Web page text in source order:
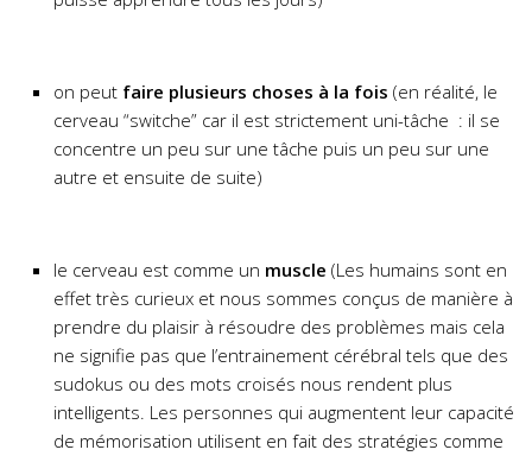
on peut faire plusieurs choses à la fois (en réalité, le
cerveau “switche” car il est strictement uni-tâche : il se
concentre un peu sur une tâche puis un peu sur une
autre et ensuite de suite)
le cerveau est comme un muscle (Les humains sont en
effet très curieux et nous sommes conçus de manière à
prendre du plaisir à résoudre des problèmes mais cela
ne signifie pas que l’entrainement cérébral tels que des
sudokus ou des mots croisés nous rendent plus
intelligents. Les personnes qui augmentent leur capacité
de mémorisation utilisent en fait des stratégies comme